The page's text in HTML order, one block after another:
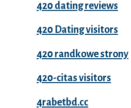
420 dating reviews
420 Dating visitors
420 randkowe strony
420-citas visitors
4rabetbd.cc